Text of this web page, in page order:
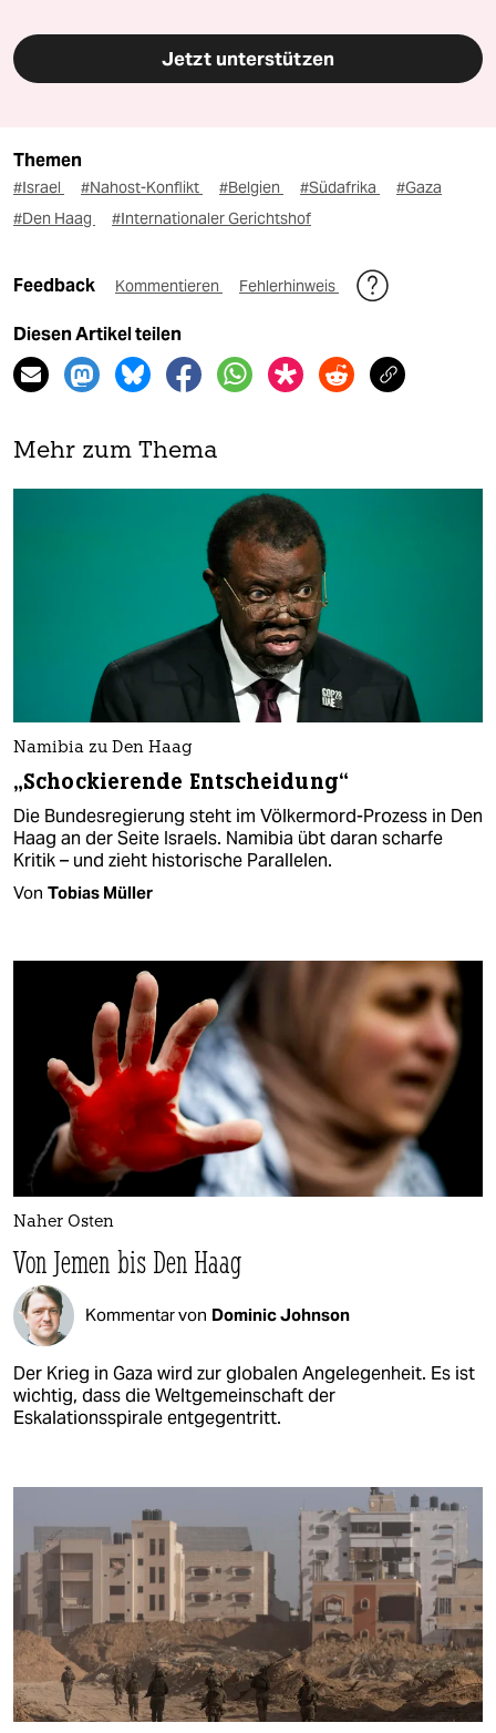
Jetzt unterstützen
Themen
#Israel #Nahost-Konflikt #Belgien #Südafrika
#Gaza
#Den Haag
#Internationaler Gerichtshof
Feedback Kommentieren Fehlerhinweis
Diesen Artikel teilen
Mehr zum Thema
Namibia zu Den Haag
„Schockierende Entscheidung“
Die Bundesregierung steht im Völkermord-Prozess in Den
Haag an der Seite Israels. Namibia übt daran scharfe
Kritik – und zieht historische Parallelen.
Von Tobias Müller
Naher Osten
Von Jemen bis Den Haag
Kommentar von Dominic Johnson
Der Krieg in Gaza wird zur globalen Angelegenheit. Es ist
wichtig, dass die Weltgemeinschaft der
Eskalationsspirale entgegentritt.